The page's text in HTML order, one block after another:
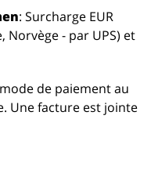
: Surcharge EUR
Norvège - par UPS) et
de paiement au
Une facture est jointe